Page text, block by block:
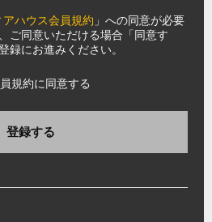
ハウス会員規約 」への同意が必要
ご同意いただける場合「同意す
録にお進みください。
規約に同意する
登録する